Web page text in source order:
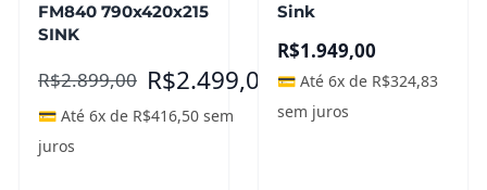
FM840 790x420x215
SINK
R$2.899,00 R$2.499,00
💳 Até 6x de R$416,50 sem
juros
Sink
R$1.949,00
💳 Até 6x de R$324,83
sem juros
do